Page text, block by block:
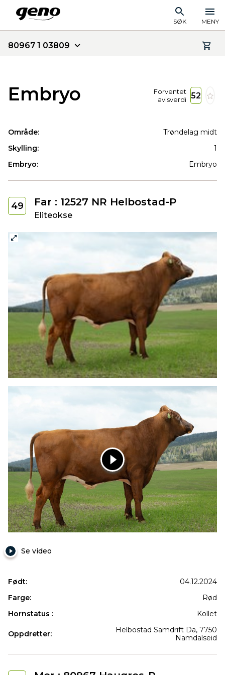
SØK MENY
80967 1 03809
Embryo
Forventet
avlsverdi 52
Område:
Trøndelag midt
Skylling:
1
Embryo:
Embryo
49 Far : 12527 NR Helbostad-P
Eliteokse
12527
NR
Helbostad-
P
Se video
Født:
04.12.2024
Farge:
Rød
Hornstatus :
Kollet
Oppdretter:
Helbostad Samdrift Da, 7750
Namdalseid